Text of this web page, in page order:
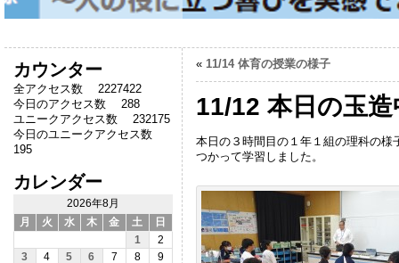
カウンター
全アクセス数 2227422
今日のアクセス数 288
ユニークアクセス数 232175
今日のユニークアクセス数
195
カレンダー
2026年8月
月
火 水 木 金 土 日
1
2
3
4 5 6 7 8
9
« 11/14 体育の授業の様子
11/12 本日の玉造
本日の３時間目の１年１組の理科の
つかって学習しました。